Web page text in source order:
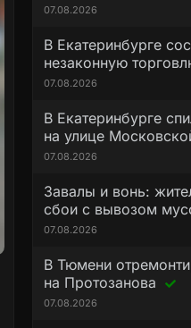
07.08.2026
В Екатеринбурге
незаконную
07.08.2026
В Екатеринбурге
на улице
07.08.2026
Завалы и вонь:
сбои с вывозом
07.08.2026
В Тюмени
на Протозанова
07.08.2026